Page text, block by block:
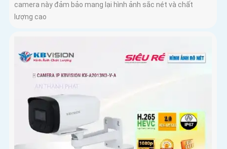
camera này đảm bảo mang lại hình ảnh sắc nét và chất
lượng cao